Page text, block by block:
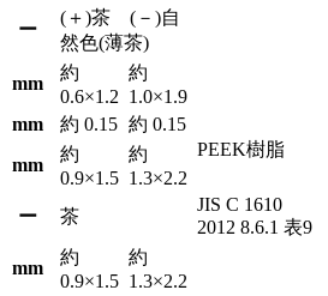
ー
(＋)茶 (－)自
然色(薄茶)
mm
約
0.6×1.2
約
1.0×1.9
mm 約 0.15 約 0.15
PEEK樹脂
mm
約
0.9×1.5
約
1.3×2.2
ー 茶
JIS C 1610
2012 8.6.1 表9
mm
約
0.9×1.5
約
1.3×2.2